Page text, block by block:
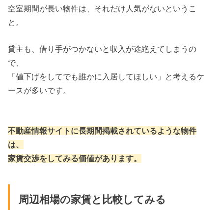
空室期間が長い物件は、それだけ人気がないというこ
と。
貸主も、借り手がつかないと収入が途絶えてしまうの
で、
「値下げをしてでも誰かに入居してほしい」と考えるケ
ースが多いです。
不動産情報サイトに長期間掲載されているような物件
は、
家賃交渉をしてみる価値があります。
周辺相場の家賃と比較してみる